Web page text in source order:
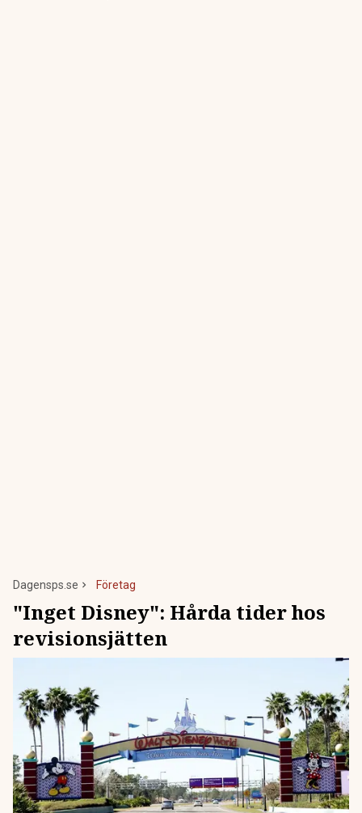
Dagensps.se Företag
"Inget Disney": Hårda tider hos
revisionsjätten